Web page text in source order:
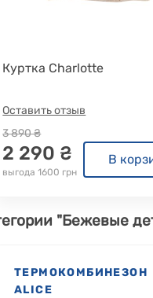
Куртка Charlotte
Оставить отзыв
3 890 ₴
2 290 ₴
выгода 1600 грн
В
"Бежевые
ТЕРМОКОМБИНЕЗОН
ALICE